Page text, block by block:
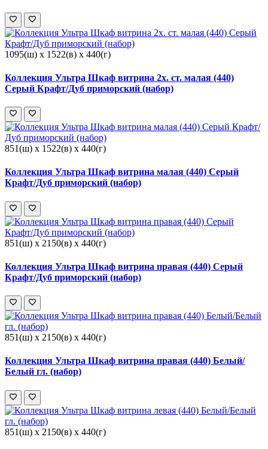
1095(ш) x 1522(в) x 440(г)
Коллекция Ультра Шкаф витрина 2х. ст. малая (440)
Серый Крафт/Дуб приморский (набор)
851(ш) x 1522(в) x 440(г)
Коллекция Ультра Шкаф витрина малая (440) Серый
Крафт/Дуб приморский (набор)
851(ш) x 2150(в) x 440(г)
Коллекция Ультра Шкаф витрина правая (440) Серый
Крафт/Дуб приморский (набор)
851(ш) x 2150(в) x 440(г)
Коллекция Ультра Шкаф витрина правая (440) Белый/
Белый гл. (набор)
851(ш) x 2150(в) x 440(г)